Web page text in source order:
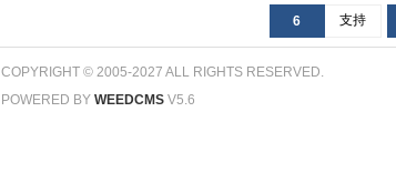
6 支持
COPYRIGHT © 2005-2027 ALL RIGHTS RESERVED.
POWERED BY WEEDCMS V5.6